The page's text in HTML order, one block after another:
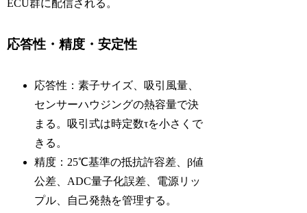
ECU群に配信される。
応答性・精度・安定性
応答性：素子サイズ、吸引風量、
センサーハウジングの熱容量で決
まる。吸引式は時定数τを小さくで
きる。
精度：25℃基準の抵抗許容差、β値
公差、ADC量子化誤差、電源リッ
プル、自己発熱を管理する。